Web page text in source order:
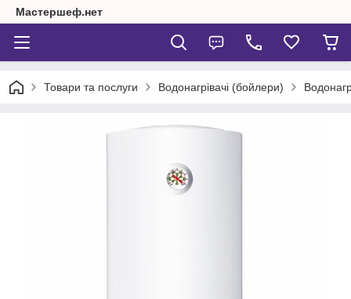
Мастершеф.нет
Товари та послуги Водонагрівачі (бойлери)